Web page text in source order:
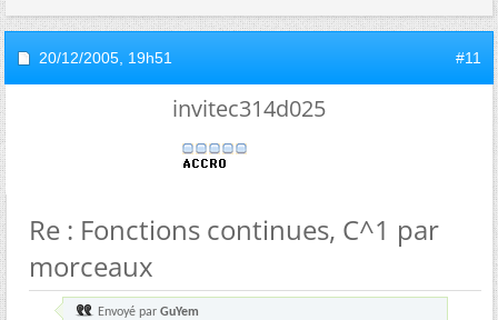
20/12/2005, 19h51 #11
invitec314d025
Re : Fonctions continues, C^1 par
morceaux
Envoyé par GuYem